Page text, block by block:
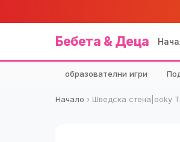
Бебета & Деца
образователни игри
Начало › Шведска стена|ooky